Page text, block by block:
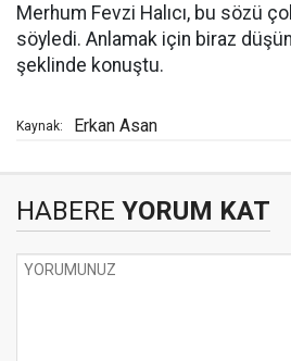
Merhum Fevzi Halıcı, bu sözü
söyledi. Anlamak için biraz
şeklinde konuştu.
Kaynak: Erkan Asan
HABERE YORUM KAT